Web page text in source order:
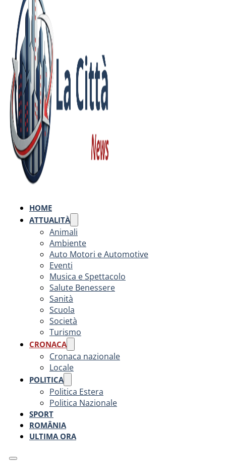
HOME
ATTUALITÀ
Animali
Ambiente
Auto Motori e Automotive
Eventi
Musica e Spettacolo
Salute Benessere
Sanità
Scuola
Società
Turismo
CRONACA
Cronaca nazionale
Locale
POLITICA
Politica Estera
Politica Nazionale
SPORT
ROMÂNIA
ULTIMA ORA